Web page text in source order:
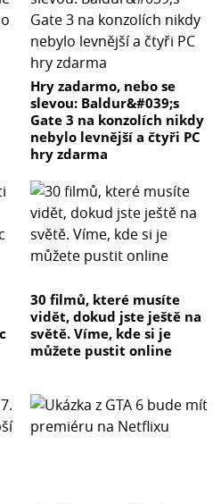
Hry zadarmo, nebo se
slevou: Baldur&#039;s
Gate 3 na konzolích nikdy
nebylo levnější a čtyři PC
hry zdarma
30 filmů, které musíte
vidět, dokud jste ještě na
světě. Víme, kde si je
můžete pustit online